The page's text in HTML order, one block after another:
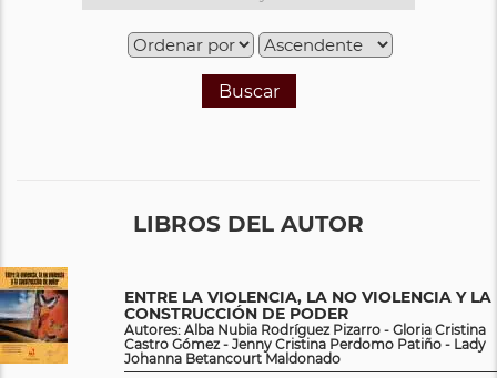
Buscar
LIBROS DEL AUTOR
ENTRE LA VIOLENCIA, LA NO VIOLENCIA Y LA
CONSTRUCCIÓN DE PODER
Autores: Alba Nubia Rodríguez Pizarro - Gloria Cristina
Castro Gómez - Jenny Cristina Perdomo Patiño - Lady
Johanna Betancourt Maldonado